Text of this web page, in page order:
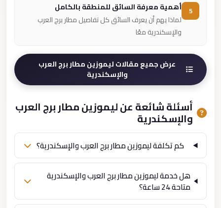
أهمية معرفة السائق للمنطقة بالكامل
لماذا يهم أن يعرف السائق كل تفاصيل مطار برج العرب
والإسكندرية معًا
عرض جميع مقالات ليموزين مطار برج العرب
والإسكندرية
أسئلة شائعة عن ليموزين مطار برج العرب
والإسكندرية
كم تكلفة ليموزين مطار برج العرب والإسكندرية؟
هل خدمة ليموزين مطار برج العرب والإسكندرية
متاحة 24 ساعة؟